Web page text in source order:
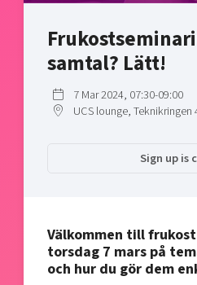
East Sweden Tech Women
Talent & skills
Startup & industry
Offers to boost your business
Funding opportunities
Projects
Publications
Project toolbox
Locations
Today's lunch in Mjärdevi
samtal? Lätt!
7 Mar 2024, 07:30-09:00
UCS lounge,
Sign up is
Välkommen till
torsdag 7 mars på
och hur du gör dem